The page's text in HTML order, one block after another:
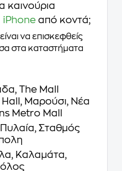
καινούρια
iPhone από κοντά;
να επισκεφθείς
στα καταστήματα
The Mall
Hall, Μαρούσι, Νέα
Metro Mall
Πυλαία, Σταθμός
Καλαμάτα,